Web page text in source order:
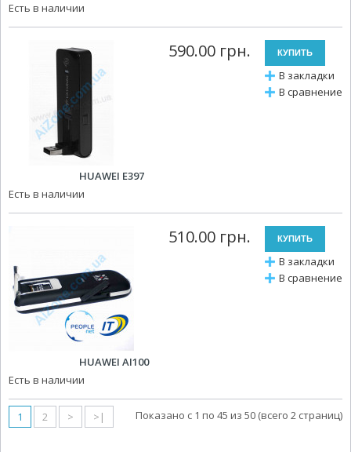
Есть в наличии
В закладки
В сравнение
590.00 грн.
HUAWEI E397
Есть в наличии
В закладки
В сравнение
510.00 грн.
HUAWEI AI100
Есть в наличии
1 2 > >| Показано с 1 по 45 из 50 (всего 2 страниц)